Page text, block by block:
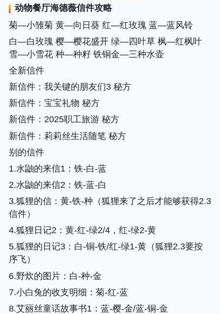
动物餐厅海德薇信件攻略
菊—小雏菊 黄—向日葵 红—红玫瑰 蓝—蓝风铃
白—白玫瑰 樱—樱花盛开 绿—四叶草 枫—红枫叶
雪—小雪花 种—种籽 铁铜金—三种水壶
全新信件
新信件：我关键的朋友们3 秘方
新信件：宝宝礼物 秘方
新信件：2025职工旅游 秘方
新信件：莉莉丝生活随笔 秘方
别的信件
1.水鼬的来信1 ：铁-白-蓝
2.水鼬的来信2：铁-蓝-白
3.狐狸的信：黄-铁-种（狐狸来了之后才能够获得2.3
信件）
4.狐狸日记2：黄-红-绿2/4，红-绿2-黄
5.狐狸的日记3：白-铜-铁/红-绿1-黄（狐狸2.3要按
序飞）
6.野炊的图片：白-种-金
7.小白兔的收支明细 ：菊-红-蓝
8.艾丽丝童话故事书1 ：蓝-樱-金/蓝-铜-金